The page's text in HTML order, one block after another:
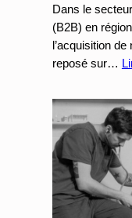
Dans le
(B2B) en
l’acquisition
reposé sur…